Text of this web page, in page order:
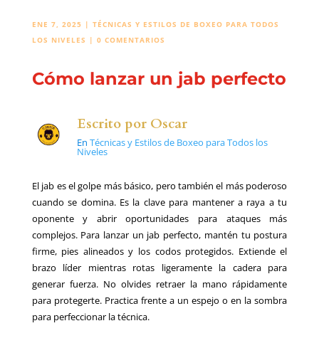
ENE 7, 2025 | TÉCNICAS Y ESTILOS DE BOXEO PARA TODOS
LOS NIVELES | 0 COMENTARIOS
Cómo lanzar un jab perfecto
Escrito por Oscar
En Técnicas y Estilos de Boxeo para Todos los
Niveles
El jab es el golpe más básico, pero también el más poderoso
cuando se domina. Es la clave para mantener a raya a tu
oponente y abrir oportunidades para ataques más
complejos. Para lanzar un jab perfecto, mantén tu postura
firme, pies alineados y los codos protegidos. Extiende el
brazo líder mientras rotas ligeramente la cadera para
generar fuerza. No olvides retraer la mano rápidamente
para protegerte. Practica frente a un espejo o en la sombra
para perfeccionar la técnica.